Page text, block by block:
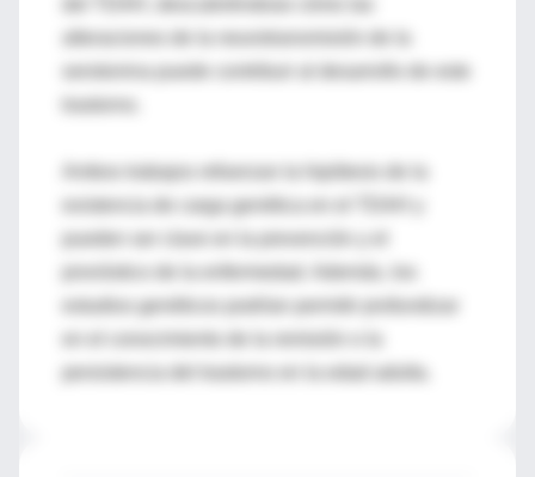
Ambos trabajos refuerzan la hipótesis de la
existencia de carga genética en el TDAH y
estudios genéticos podrían permitir profundizar